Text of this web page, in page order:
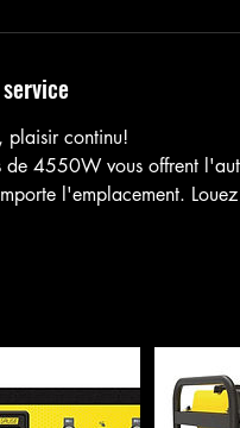
plaisir continu!
de 4550W vous offrent
l'emplacement.